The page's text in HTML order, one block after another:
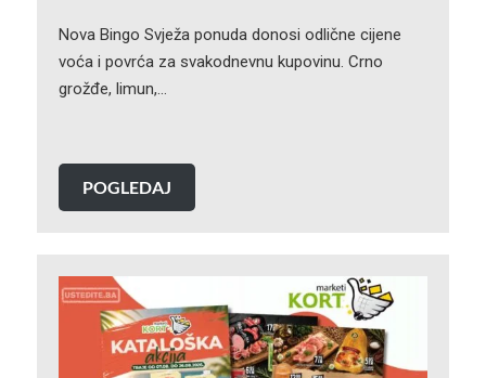
Nova Bingo Svježa ponuda donosi odlične cijene
voća i povrća za svakodnevnu kupovinu. Crno
grožđe, limun,…
POGLEDAJ